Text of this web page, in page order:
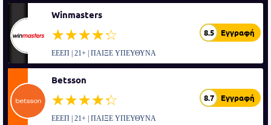
Winmasters
☆☆☆☆☆
★★★★★ 8.5 Εγγραφή
ΕΕΕΠ | 21+ | ΠΑΙΞΕ ΥΠΕΥΘΥΝΑ
Betsson
☆☆☆☆☆
★★★★★ 8.7 Εγγραφή
ΕΕΕΠ | 21+ | ΠΑΙΞΕ ΥΠΕΥΘΥΝΑ